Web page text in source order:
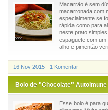
Macarrão é sem
macarronada com
especialmente se
rápida como para
neste prato
espaguete com um
alho e pimentão
16 Nov 2015 - 1 Komentar
Bolo de "Chocolate"
Esse bolo é para